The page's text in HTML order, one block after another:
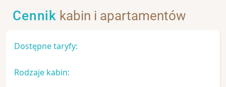
Cennik kabin i apartamentów
Dostępne taryfy:
Rodzaje kabin: